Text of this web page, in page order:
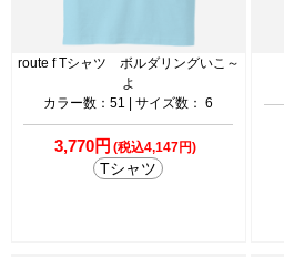
route f Tシャツ ボルダリングいこ～
よ
カラー数：51 | サイズ数： 6
3,770円 (税込4,147円)
Tシャツ